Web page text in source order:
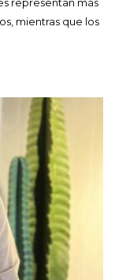
mientras que los